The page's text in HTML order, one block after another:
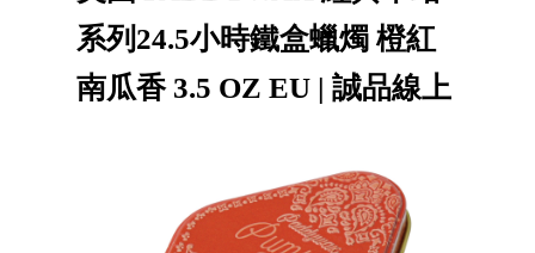
系列24.5小時鐵盒蠟燭 橙紅
南瓜香 3.5 OZ EU | 誠品線上